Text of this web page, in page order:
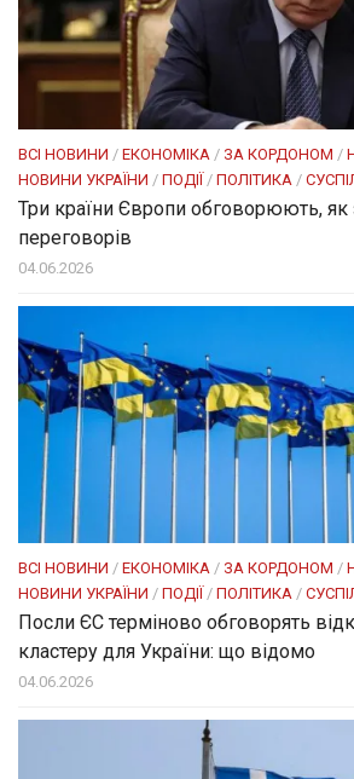
ВСІ НОВИНИ / ЕКОНОМІКА / ЗА КОРДОНОМ /
НОВИНИ УКРАЇНИ / ПОДІЇ/ ПОЛІТИКА /
Три країни Європи обговорюють, як
переговорів
04.06.2026
ВСІ НОВИНИ / ЕКОНОМІКА / ЗА КОРДОНОМ /
НОВИНИ УКРАЇНИ / ПОДІЇ / ПОЛІТИКА /
Посли ЄC терміново обговорять
кластеру для України: що відомо
04.06.2026